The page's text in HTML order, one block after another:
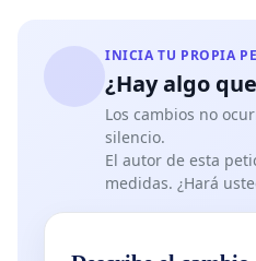
INICIA TU PROPIA
¿Hay algo
Los cambios no
silencio.
El autor de esta
medidas. ¿Hará